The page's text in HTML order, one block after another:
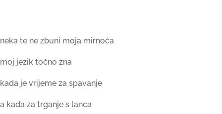
neka te ne zbuni moja mirnoća
moj jezik točno zna
kada je vrijeme za spavanje
a kada za trganje s lanca